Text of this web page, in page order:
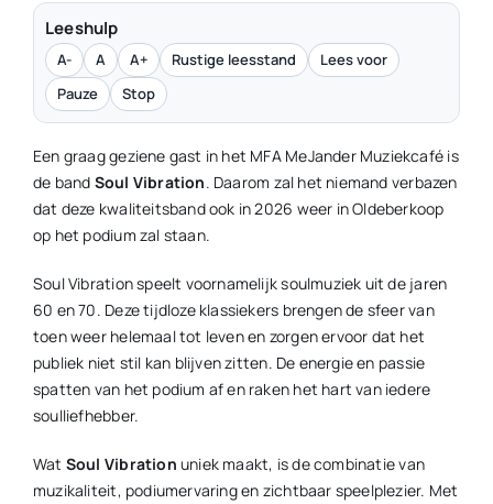
Leeshulp
A- A A+ Rustige leesstand
Lees voor
Pauze
Stop
Een graag geziene gast in het MFA MeJander Muziekcafé is
de band Soul Vibration. Daarom zal het niemand verbazen
dat deze kwaliteitsband ook in 2026 weer in Oldeberkoop
op het podium zal staan.
Soul Vibration speelt voornamelijk soulmuziek uit de jaren
60 en 70. Deze tijdloze klassiekers brengen de sfeer van
toen weer helemaal tot leven en zorgen ervoor dat het
publiek niet stil kan blijven zitten. De energie en passie
spatten van het podium af en raken het hart van iedere
soulliefhebber.
Wat Soul Vibration uniek maakt, is de combinatie van
muzikaliteit, podiumervaring en zichtbaar speelplezier. Met